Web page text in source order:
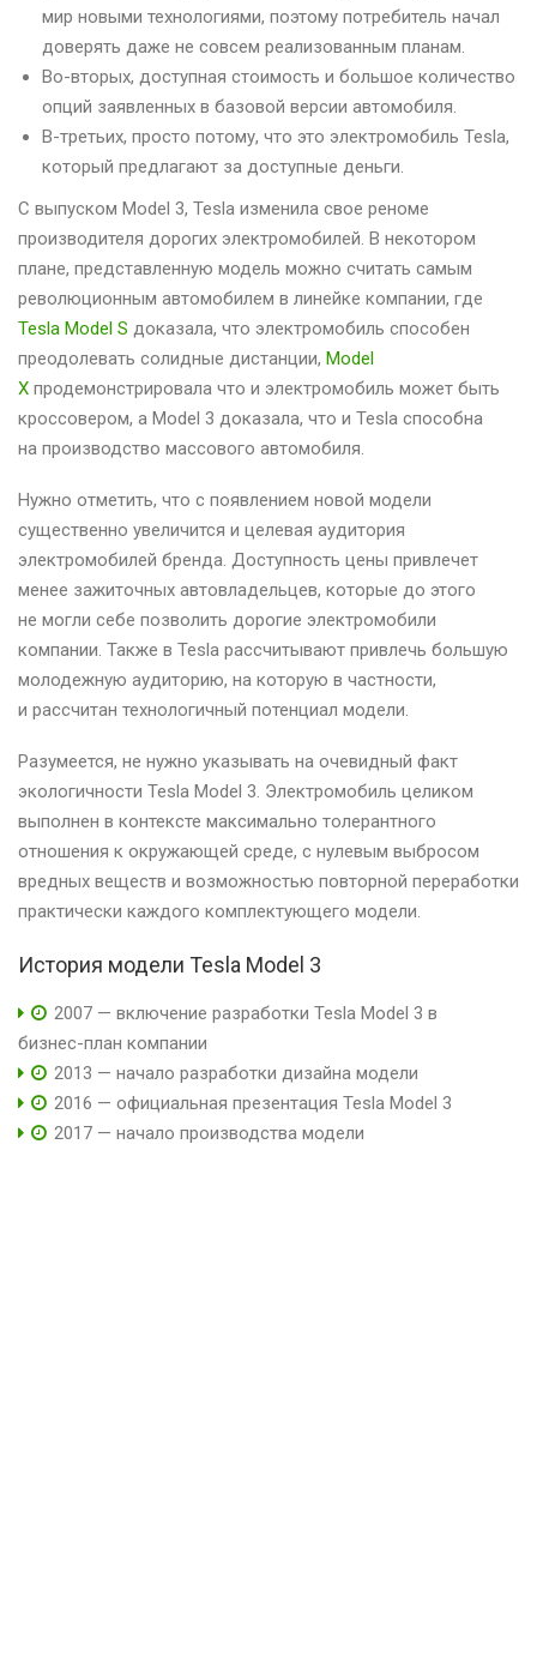
мир новыми технологиями, поэтому потребитель начал
доверять даже не совсем реализованным планам.
Во-вторых, доступная стоимость и большое количество
опций заявленных в базовой версии автомобиля.
В-третьих, просто потому, что это электромобиль Tesla,
который предлагают за доступные деньги.
С выпуском Model 3, Tesla изменила свое реноме
производителя дорогих электромобилей. В некотором
плане, представленную модель можно считать самым
революционным автомобилем в линейке компании, где
Tesla Model S доказала, что электромобиль способен
преодолевать солидные дистанции, Model
X продемонстрировала что и электромобиль может быть
кроссовером, а Model 3 доказала, что и Tesla способна
на производство массового автомобиля.
Нужно отметить, что с появлением новой модели
существенно увеличится и целевая аудитория
электромобилей бренда. Доступность цены привлечет
менее зажиточных автовладельцев, которые до этого
не могли себе позволить дорогие электромобили
компании. Также в Tesla рассчитывают привлечь большую
молодежную аудиторию, на которую в частности,
и рассчитан технологичный потенциал модели.
Разумеется, не нужно указывать на очевидный факт
экологичности Tesla Model 3. Электромобиль целиком
выполнен в контексте максимально толерантного
отношения к окружающей среде, с нулевым выбросом
вредных веществ и возможностью повторной переработки
практически каждого комплектующего модели.
История модели Tesla Model 3
2007 — включение разработки Tesla Model 3 в
бизнес-план компании
2013 — начало разработки дизайна модели
2016 — официальная презентация Tesla Model 3
2017 — начало производства модели